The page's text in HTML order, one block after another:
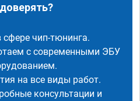
чип-тюнинга.
с современными ЭБУ
на все виды работ.
консультации и